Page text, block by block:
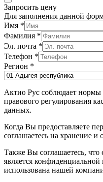
Запросить цену
Для заполнения данной
Имя *
Фамилия *
Эл. почта *
Телефон *
Регион *
Актио Рус соблюдает
правового регулирования
данных.
Когда Вы предоставляете
соглашаетесь на хранение
Также Вы соглашаетесь,
является
использована нашей